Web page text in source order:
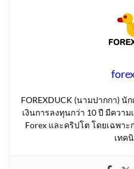
FOREXDUCK (นามปากกา)
เงินการลงทุนกว่า 10 ปี มีควา
Forex และคริปโต โดยเฉพาะ
เทค